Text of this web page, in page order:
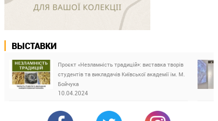
ВЫСТАВКИ
Проєкт «Незламність традицій»: виставка творів
студентів та викладачів Київської академії ім. М.
Бойчука
10.04.2024